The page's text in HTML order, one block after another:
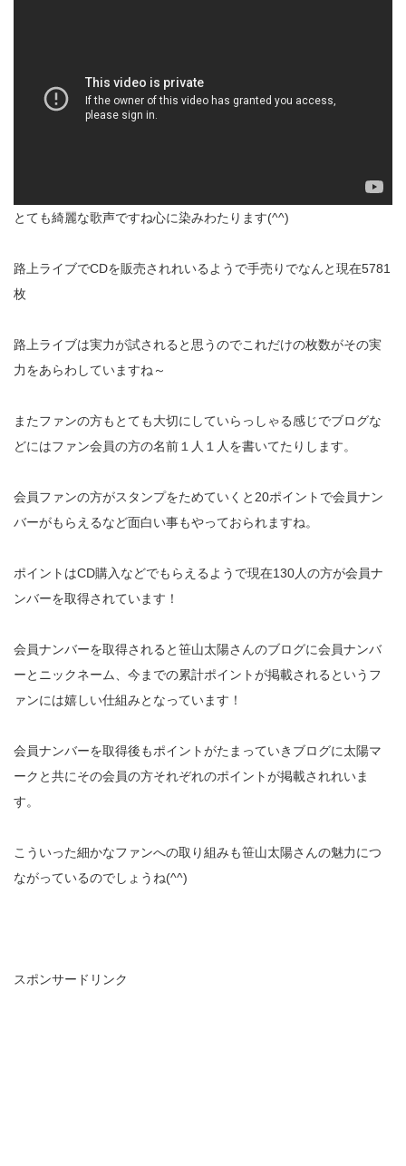
とても綺麗な歌声ですね心に染みわたります(^^)
路上ライブでCDを販売されれいるようで手売りでなんと現在5781
枚
路上ライブは実力が試されると思うのでこれだけの枚数がその実
力をあらわしていますね～
またファンの方もとても大切にしていらっしゃる感じでブログな
どにはファン会員の方の名前１人１人を書いてたりします。
会員ファンの方がスタンプをためていくと20ポイントで会員ナン
バーがもらえるなど面白い事もやっておられますね。
ポイントはCD購入などでもらえるようで現在130人の方が会員ナ
ンバーを取得されています！
会員ナンバーを取得されると笹山太陽さんのブログに会員ナンバ
ーとニックネーム、今までの累計ポイントが掲載されるというフ
ァンには嬉しい仕組みとなっています！
会員ナンバーを取得後もポイントがたまっていきブログに太陽マ
ークと共にその会員の方それぞれのポイントが掲載されれいま
す。
こういった細かなファンへの取り組みも笹山太陽さんの魅力につ
ながっているのでしょうね(^^)
スポンサードリンク